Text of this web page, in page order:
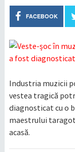
FACEBOOK
Industria muzicii
vestea tragică
diagnosticat cu o
maestrului
acasă.